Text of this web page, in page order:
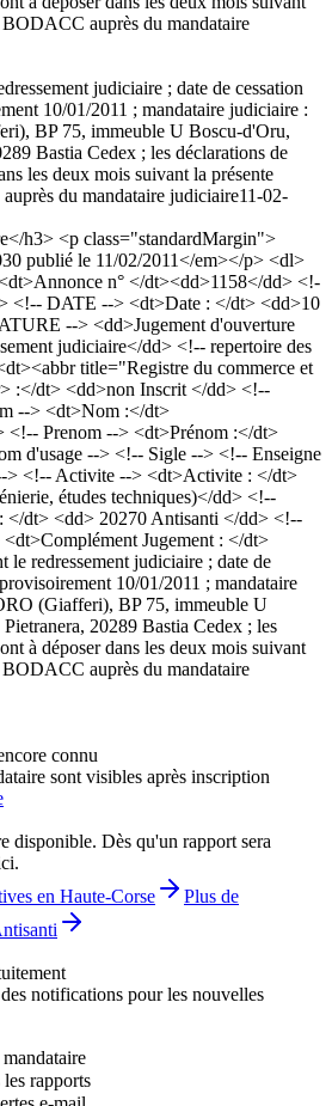
auprès du mandataire
judiciaire ; date de cessation
10/01/2011 ; mandataire judiciaire :
BP 75, immeuble U Boscu-d'Oru,
Bastia Cedex ; les déclarations de
les deux mois suivant la présente
du mandataire judiciaire11-02-
h3> <p class="standardMargin">
publié le 11/02/2011</em></p> <dl>
n° </dt><dd>1158</dd> <!-
<!-- DATE --> <dt>Date : </dt> <dd>10
--> <dd>Jugement d'ouverture
judiciaire</dd> <!-- repertoire des
title="Registre du commerce et
:</dt> <dd>non Inscrit </dd> <!--
--> <dt>Nom :</dt>
Prenom --> <dt>Prénom :</dt>
d'usage --> <!-- Sigle --> <!-- Enseigne
> <!-- Activite --> <dt>Activite : </dt>
études techniques)</dd> <!--
</dt> <dd> 20270 Antisanti </dd> <!--
Jugement : </dt>
le redressement judiciaire ; date de
10/01/2011 ; mandataire
(Giafferi), BP 75, immeuble U
20289 Bastia Cedex ; les
à déposer dans les deux mois suivant
auprès du mandataire
connu
sont visibles après inscription
disponible. Dès qu'un rapport sera
en Haute-Corse
Plus de
notifications pour les nouvelles
rapports